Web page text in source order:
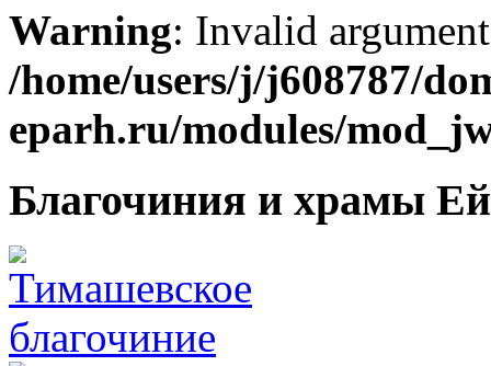
Warning: Invalid
/home/users/j/j608787/
eparh.ru/modules/
Благочиния и храмы